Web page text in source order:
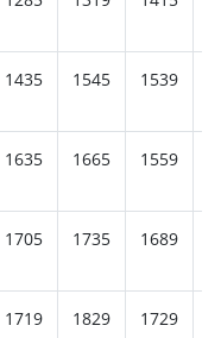
1435 1545 1539
1635 1665 1559
1705 1735 1689
1719 1829 1729